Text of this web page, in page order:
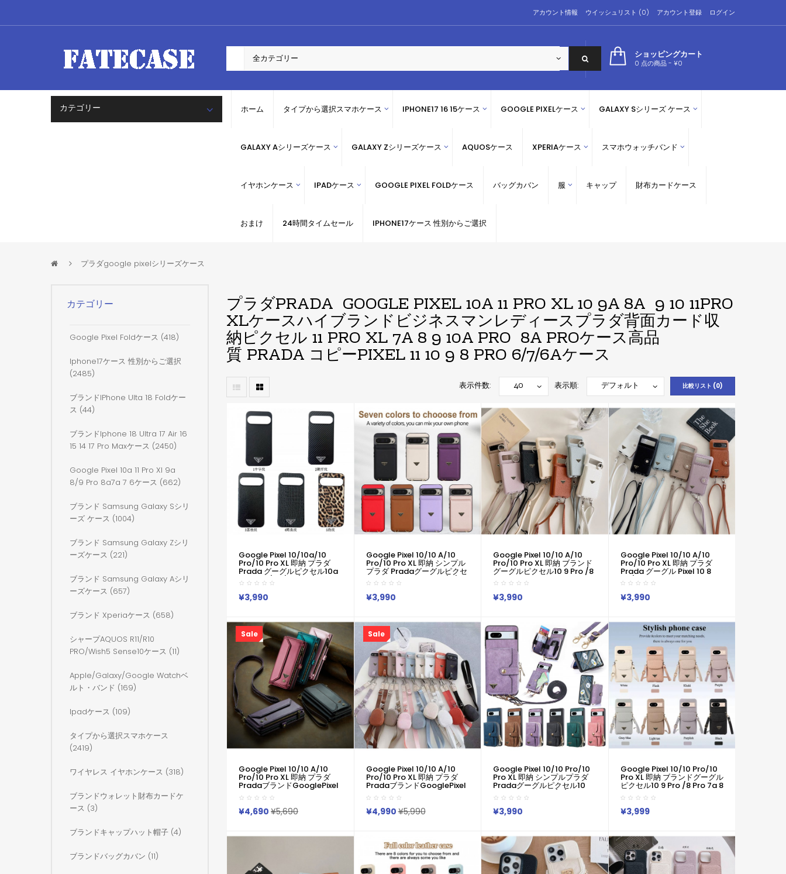
アカウント情報 ウイッシュリスト (0) アカウント登録 ログイン
ショッピングカート
0 点の商品 - ¥0
カテゴリー ホーム タイプから選択スマホケース IPHONE17 16 15ケース GOOGLE PIXELケース GALAXY Sシリーズ ケース
GALAXY Aシリーズケース GALAXY Zシリーズケース AQUOSケース XPERIAケース スマホウォッチバンド
イヤホンケース IPADケース GOOGLE PIXEL FOLDケース バッグカバン 服 キャップ 財布カードケース
おまけ 24時間タイムセール IPHONE17ケース 性別からご選択
プラダgoogle pixelシリーズケース
カテゴリー
Google Pixel Foldケース (418)
Iphone17ケース 性別からご選択
(2485)
ブランドiPhone Ulta 18 Foldケー
ス (44)
ブランドiphone 18 Ultra 17 Air 16
15 14 17 Pro Maxケース (2450)
Google Pixel 10a 11 Pro Xl 9a
8/9 Pro 8a7a 7 6ケース (662)
ブランド Samsung Galaxy Sシリ
ーズ ケース (1004)
ブランド Samsung Galaxy Zシリ
ーズケース (221)
ブランド Samsung Galaxy Aシリ
ーズケース (657)
ブランド Xperiaケース (658)
シャープAQUOS R11/R10
PRO/wish5 Sense10ケース (11)
Apple/galaxy/google Watchベ
ルト・バンド (169)
Ipadケース (109)
タイプから選択スマホケース
(2419)
ワイヤレス イヤホンケース (318)
ブランドウォレット財布カードケ
ース (3)
ブランドキャップハット帽子 (4)
ブランドバッグカバン (11)
プラダPRADA GOOGLE PIXEL 10A 11 PRO XL 10 9A 8A 9 10 11PRO
XLケースハイブランドビジネスマンレディースプラダ背面カード収
納ピクセル 11 PRO XL 7A 8 9 10A PRO 8A PROケース高品
質 PRADA コピーPIXEL 11 10 9 8 PRO 6/7/6Aケース
比較リスト (0)
表示順:
表示件数:
Google Pixel 10/10a/10
Pro/10 Pro XL 即納 プラダ
Prada グーグルピクセル10a
9 Pro XL/9a/8a/7a/6aケー
ス Xperia 1vii 10vii Galaxy
S26 S23 S24 S25 A54 A55
A36 グーグルピクセル10
16 Pro Maxケース プラダ風ハ
イクオリティテクスチャーケ
ース
¥3,990
Google Pixel 10/10 A/10
Pro/10 Pro XL 即納 シンプル
プラダ Pradaグーグルピクセ
ル10 9a 8a 8 Pro 7a 6/7/6a
9 XLブランドケースプラダ
Pradaアイフォン17 16 15
Xperia 1vi 10v Iv 1 VII SO-51F
用人気
Iphone/Galaxy/Xperia/Google
Pixelなど全機種対応
¥3,990
Google Pixel 10/10 A/10
Pro/10 Pro XL 即納 ブランド
グーグルピクセル10 9 Pro /8
Pro 7a 8 Galaxy S25 S24
A55 A54 A36 アイフォン 17
16 15 14ケース プラダ Prada
コピーPixel 10 9 8 Pro
Iphone/Galaxy/Xperia/Google
Pixelなど全機種対応
¥3,990
Google Pixel 10/10 A/10
Pro/10 Pro XL 即納 プラダ
Prada グーグル Pixel 10 8
9a/Pixel 7 Pro Iphone 17 15
16 14 Pro Max Air Xperia 1
Vii 10 Iii Iv V Samsung S25
Ultra S24 S23カバー 耐衝撃
いい7色展開！ハンドストラ
ップ防丢×カードポケット収
Iphone/Galaxy/Google
Pixelなど全機種対応
¥3,990
Sale
Google Pixel 10/10 A/10
Pro/10 Pro XL 即納 プラダ
PradaブランドGooglePixel
10 Pro XL 9 7a 8 Pro ケース
レディースメンズ人気
Google Pixel 10 9 8a 7a 6a
ケース かわいい 超薄型 軽量
全面保護 プラダ スタイル ト
¥4,690 ¥5,690
Sale
Google Pixel 10/10 A/10
Pro/10 Pro XL 即納 プラダ
PradaブランドGooglePixel
10 Pro XL 9 7a 8 Pro ケース
レディースメンズ人気
Google Pixel 10 9 8a 7a 6a
ケース かわいい 超薄型 軽量
Prada Galaxy A36 A55
S25/S24/S23ultraケース
Iphone/Galaxy/Google
Pixelなど全機種対応
¥4,990¥5,990
Google Pixel 10/10 Pro/10
Pro XL 即納 シンプルプラダ
Pradaグーグルピクセル10
9a 8a 8 Pro 7a 6/7/6a 9 XL
ブランドケースプラダ Prada
アイフォン17 16 15 Xperia 1vi
10v Iv 1 VII SO-51F ギャラク
Pixel 6 7 8a 9 10 Proケース革
製ファッション潮流男女兼用
人気
Iphone/Galaxy/Xperia/Google
Pixelなど全機種対応
¥3,990
Google Pixel 10/10 Pro/10
Pro XL 即納 ブランドグーグル
ピクセル10 9 Pro /8 Pro 7a 8
Galaxy S23 S24 A55 A54
A56 アイフォン16 15 14ケー
ス プラダ Prada コピーPixel
9 8 Pro 6/7/6a Xperia 1v
Google Pixel 6 7 8 8 Pro 9a
10ケースギャラクシーS25
S24 S23 S22 S20+ Ultraケ
ース男女兼用
¥3,999